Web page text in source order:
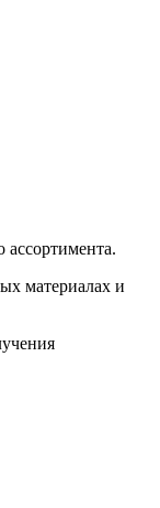
ассортимента.
материалах и